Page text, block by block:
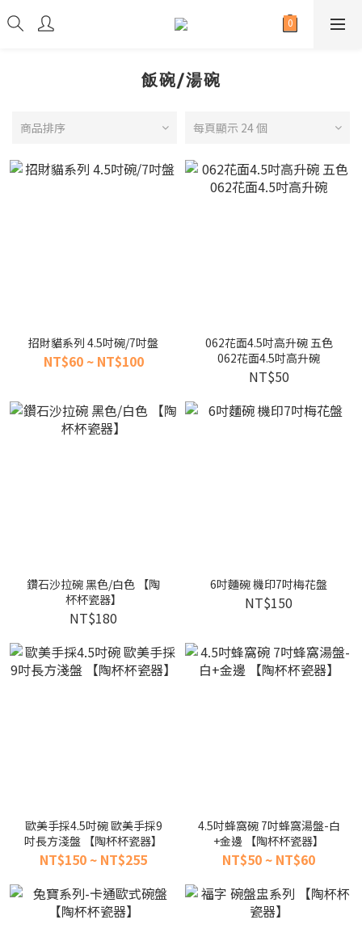
飯碗/湯碗
商品排序 每頁顯示 24 個
招財貓系列 4.5吋碗/7吋盤
NT$60 ~ NT$100
062花面4.5吋高升碗 五色
062花面4.5吋高升碗
NT$50
鑽石沙拉碗 黑色/白色 【陶
杯杯瓷器】
NT$180
6吋麵碗 機印7吋梅花盤
NT$150
歐美手採4.5吋碗 歐美手採9
吋長方淺盤 【陶杯杯瓷器】
NT$150 ~ NT$255
4.5吋蜂窩碗 7吋蜂窩湯盤-白
+金邊 【陶杯杯瓷器】
NT$50 ~ NT$60